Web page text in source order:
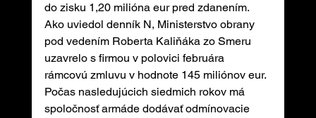
do zisku 1,20 milióna eur pred zdanením.
Ako uviedol denník N, Ministerstvo obrany
pod vedením Roberta Kaliňáka zo Smeru
uzavrelo s firmou v polovici februára
rámcovú zmluvu v hodnote 145 miliónov eur.
Počas nasledujúcich siedmich rokov má
spoločnosť armáde dodávať odmínovacie